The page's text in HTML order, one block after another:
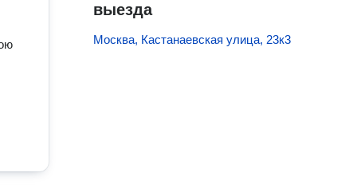
выезда
Москва, Кастанаевская улица, 23к3